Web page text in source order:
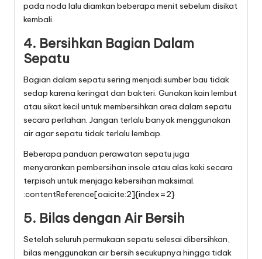
pada noda lalu diamkan beberapa menit sebelum disikat
kembali.
4. Bersihkan Bagian Dalam
Sepatu
Bagian dalam sepatu sering menjadi sumber bau tidak
sedap karena keringat dan bakteri. Gunakan kain lembut
atau sikat kecil untuk membersihkan area dalam sepatu
secara perlahan. Jangan terlalu banyak menggunakan
air agar sepatu tidak terlalu lembap.
Beberapa panduan perawatan sepatu juga
menyarankan pembersihan insole atau alas kaki secara
terpisah untuk menjaga kebersihan maksimal.
:contentReference[oaicite:2]{index=2}
5. Bilas dengan Air Bersih
Setelah seluruh permukaan sepatu selesai dibersihkan,
bilas menggunakan air bersih secukupnya hingga tidak